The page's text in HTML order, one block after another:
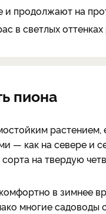
и продолжают на
в светлых
пиона
— как на севере и
на твердую
комфортно в зимнее
многие